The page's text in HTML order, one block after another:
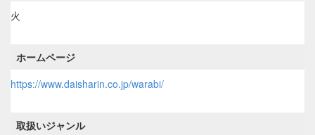
火
ホームページ
https://www.daisharin.co.jp/warabi/
取扱いジャンル